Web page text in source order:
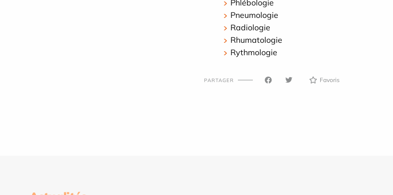
Phlébologie
Pneumologie
Radiologie
Rhumatologie
Rythmologie
PARTAGER Favoris